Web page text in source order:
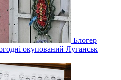
Блогер
окупований Луганськ